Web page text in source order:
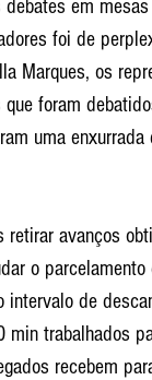
em
foi de
Marques, os
foram
uma
retirar avanços
o
intervalo de
trabalhados
recebem